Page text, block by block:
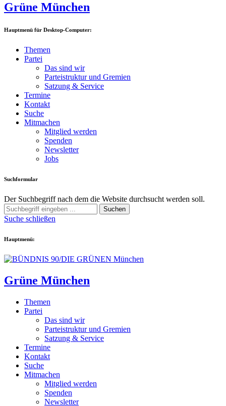
Grüne München
Hauptmenü für Desktop-Computer:
Themen
Partei
Das sind wir
Parteistruktur und Gremien
Satzung & Service
Termine
Kontakt
Suche
Mitmachen
Mitglied werden
Spenden
Newsletter
Jobs
Suchformular
Der Suchbegriff nach dem die Website durchsucht werden soll.
Suchen
Suche schließen
Hauptmenü:
Grüne München
Themen
Partei
Das sind wir
Parteistruktur und Gremien
Satzung & Service
Termine
Kontakt
Suche
Mitmachen
Mitglied werden
Spenden
Newsletter